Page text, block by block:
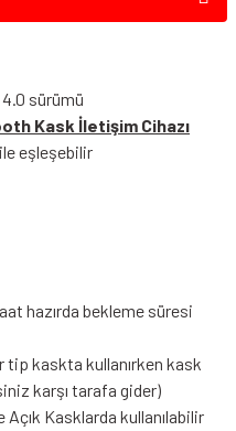
sürümü
Kask İletişim Cihazı
eşleşebilir
hazırda bekleme süresi
tip kaskta kullanırken kask
karşı tarafa gider)
Açık Kasklarda kullanılabilir